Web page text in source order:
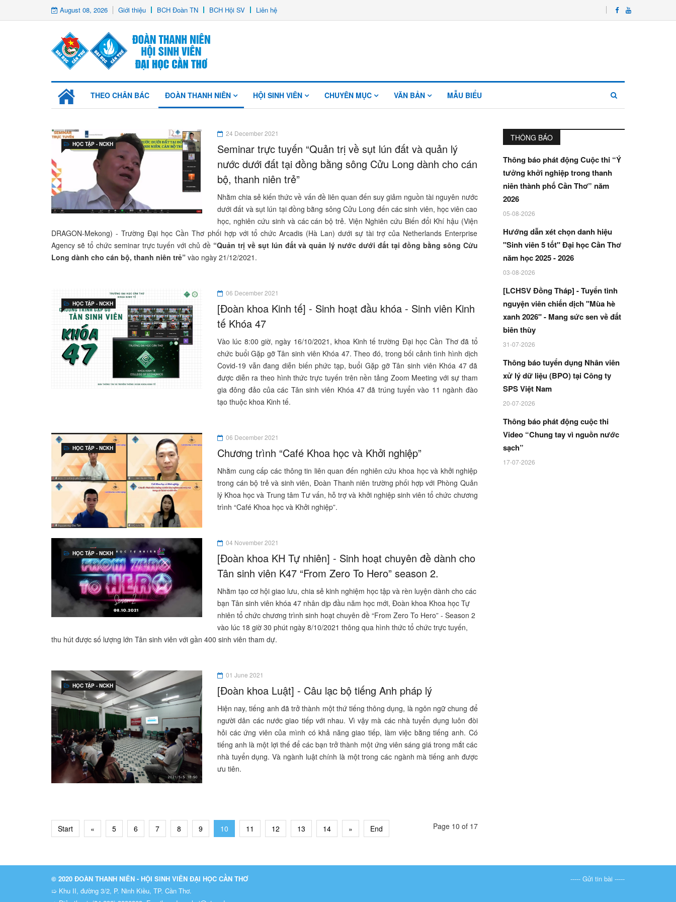
August 08, 2026 Giới thiệu BCH Đoàn TN BCH Hội SV Liên hệ
THEO CHÂN BÁC ĐOÀN THANH NIÊN HỘI SINH VIÊN CHUYÊN MỤC VĂN BẢN MẪU BIỂU
HỌC TẬP - NCKH
24 December 2021
Seminar trực tuyến “Quản trị về sụt lún đất và quản lý
nước dưới đất tại đồng bằng sông Cửu Long dành cho cán
bộ, thanh niên trẻ”
Nhằm chia sẻ kiến thức về vấn đề liên quan đến suy giảm nguồn tài nguyên nước
dưới đất và sụt lún tại đồng bằng sông Cửu Long đến các sinh viên, học viên cao
học, nghiên cứu sinh và các cán bộ trẻ. Viện Nghiên cứu Biến đổi Khí hậu (Viện
DRAGON-Mekong) - Trường Đại học Cần Thơ phối hợp với tổ chức Arcadis (Hà Lan) dưới sự tài trợ của Netherlands Enterprise
Agency sẽ tổ chức seminar trực tuyến với chủ đề “Quản trị về sụt lún đất và quản lý nước dưới đất tại đồng bằng sông Cửu
Long dành cho cán bộ, thanh niên trẻ” vào ngày 21/12/2021.
HỌC TẬP - NCKH
06 December 2021
[Đoàn khoa Kinh tế] - Sinh hoạt đầu khóa - Sinh viên Kinh
tế Khóa 47
Vào lúc 8:00 giờ, ngày 16/10/2021, khoa Kinh tế trường Đại học Cần Thơ đã tổ
chức buổi Gặp gỡ Tân sinh viên Khóa 47. Theo đó, trong bối cảnh tình hình dịch
Covid-19 vẫn đang diễn biến phức tạp, buổi Gặp gỡ Tân sinh viên Khóa 47 đã
được diễn ra theo hình thức trực tuyến trên nền tảng Zoom Meeting với sự tham
gia đông đảo của các Tân sinh viên Khóa 47 đã trúng tuyển vào 11 ngành đào
tạo thuộc khoa Kinh tế.
HỌC TẬP - NCKH
06 December 2021
Chương trình “Café Khoa học và Khởi nghiệp”
Nhằm cung cấp các thông tin liên quan đến nghiên cứu khoa học và khởi nghiệp
trong cán bộ trẻ và sinh viên, Đoàn Thanh niên trường phối hợp với Phòng Quản
lý Khoa học và Trung tâm Tư vấn, hỗ trợ và khởi nghiệp sinh viên tổ chức chương
trình “Café Khoa học và Khởi nghiệp”.
HỌC TẬP - NCKH
04 November 2021
[Đoàn khoa KH Tự nhiên] - Sinh hoạt chuyên đề dành cho
Tân sinh viên K47 “From Zero To Hero” season 2.
Nhằm tạo cơ hội giao lưu, chia sẻ kinh nghiệm học tập và rèn luyện dành cho các
bạn Tân sinh viên khóa 47 nhân dịp đầu năm học mới, Đoàn khoa Khoa học Tự
nhiên tổ chức chương trình sinh hoạt chuyên đề “From Zero To Hero” - Season 2
vào lúc 18 giờ 30 phút ngày 8/10/2021 thông qua hình thức tổ chức trực tuyến,
thu hút được số lượng lớn Tân sinh viên với gần 400 sinh viên tham dự.
HỌC TẬP - NCKH
01 June 2021
[Đoàn khoa Luật] - Câu lạc bộ tiếng Anh pháp lý
Hiện nay, tiếng anh đã trở thành một thứ tiếng thông dụng, là ngôn ngữ chung để
người dân các nước giao tiếp với nhau. Vì vậy mà các nhà tuyển dụng luôn đòi
hỏi các ứng viên của mình có khả năng giao tiếp, làm việc bằng tiếng anh. Có
tiếng anh là một lợi thế để các bạn trở thành một ứng viên sáng giá trong mắt các
nhà tuyển dụng. Và ngành luật chính là một trong các ngành mà tiếng anh được
ưu tiên.
Page 10 of 17
Start « 5 6 7 8 9 10 11 12 13 14 » End
THÔNG BÁO
Thông báo phát động Cuộc thi “Ý
tưởng khởi nghiệp trong thanh
niên thành phố Cần Thơ” năm
2026
05-08-2026
Hướng dẫn xét chọn danh hiệu
"Sinh viên 5 tốt" Đại học Cần Thơ
năm học 2025 - 2026
03-08-2026
[LCHSV Đồng Tháp] - Tuyển tình
nguyện viên chiến dịch "Mùa hè
xanh 2026" - Mang sức sen về đất
biên thùy
31-07-2026
Thông báo tuyển dụng Nhân viên
xử lý dữ liệu (BPO) tại Công ty
SPS Việt Nam
20-07-2026
Thông báo phát động cuộc thi
Video “Chung tay vì nguồn nước
sạch”
17-07-2026
----- Gửi tin bài -----
© 2020 ĐOÀN THANH NIÊN - HỘI SINH VIÊN ĐẠI HỌC CẦN THƠ
➯ Khu II, đường 3/2, P. Ninh Kiều, TP. Cần Thơ.